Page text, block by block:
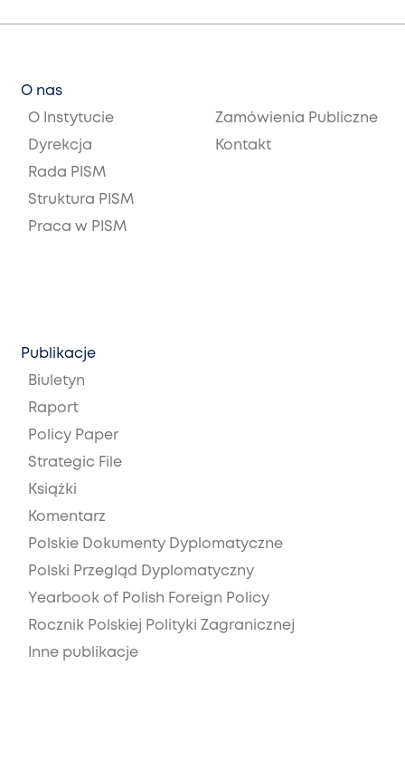
O nas
O Instytucie
Dyrekcja
Rada PISM
Struktura PISM
Praca w PISM
Zamówienia Publiczne
Kontakt
Publikacje
Biuletyn
Raport
Policy Paper
Strategic File
Książki
Komentarz
Polskie Dokumenty Dyplomatyczne
Polski Przegląd Dyplomatyczny
Yearbook of Polish Foreign Policy
Rocznik Polskiej Polityki Zagranicznej
Inne publikacje